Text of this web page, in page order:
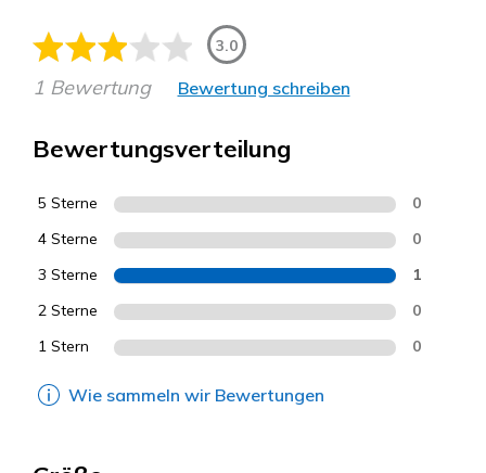
3.0
1 Bewertung Bewertung schreiben
Bewertungsverteilung
5 Sterne 0
4 Sterne 0
3 Sterne 1
2 Sterne 0
1 Stern 0
Wie sammeln wir Bewertungen